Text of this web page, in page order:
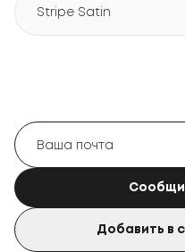
Stripe Satin
Добавить в